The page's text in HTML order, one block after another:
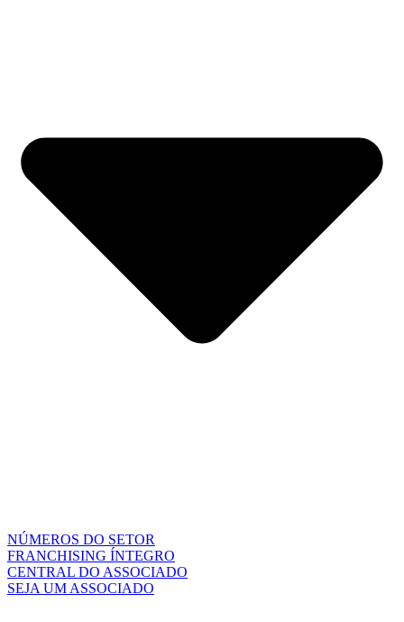
NÚMEROS DO SETOR
FRANCHISING ÍNTEGRO
CENTRAL DO ASSOCIADO
SEJA UM ASSOCIADO